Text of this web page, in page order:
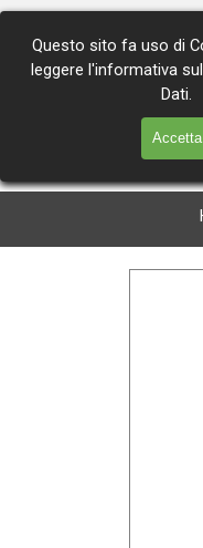
Questo sito fa uso di
leggere l'informativa
Dati.
Accetta
Vai ai contenuti
Via
98071
Tel.